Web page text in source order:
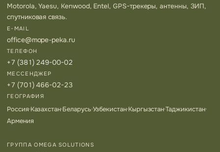
Motorola, Yaesu, Kenwood, Entel, GPS-трекеры, антенны, ЗИП,
спутниковая связь.
E-MAIL
office@mope-peka.ru
ТЕЛЕФОН
+7 (381) 249-00-02
МЕССЕНДЖЕР
+7 (701) 466-02-23
ГЕОГРАФИЯ
Россия·Казахстан·Беларусь·Узбекистан·Кыргызстан·Таджикистан·
Армения
ГРУППА OMEGA SOLUTIONS